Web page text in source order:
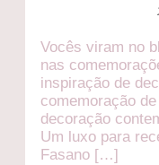
Vocês viram no
nas
inspiração de
comemoração
decoração
Um luxo para
Fasano […]